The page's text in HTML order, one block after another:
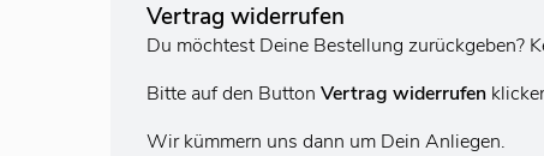
Vertrag widerrufen
Du möchtest Deine Bestellung zurückgeben?
Bitte auf den Button Vertrag widerrufen
Wir kümmern uns dann um Dein Anliegen.